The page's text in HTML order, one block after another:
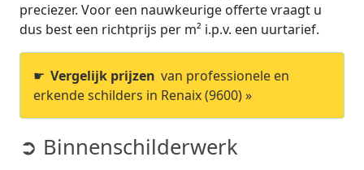
preciezer. Voor een nauwkeurige offerte vraagt u
dus best een richtprijs per m² i.p.v. een uurtarief.
☛ Vergelijk prijzen van professionele en
erkende schilders in Renaix (9600) »
➲ Binnenschilderwerk